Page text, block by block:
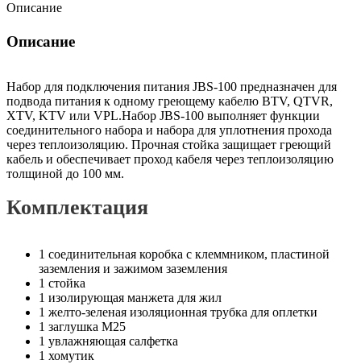
Описание
Описание
Набор для подключения питания JBS-100 предназначен для
подвода питания к одному греющему кабелю BTV, QTVR,
XTV, KTV или VPL.Набор JBS-100 выполняет функции
соединительного набора и набора для уплотнения прохода
через теплоизоляцию. Прочная стойка защищает греющий
кабель и обеспечивает проход кабеля через теплоизоляцию
толщиной до 100 мм.
Комплектация
1 соединительная коробка с клеммником, пластиной
заземления и зажимом заземления
1 стойка
1 изолирующая манжета для жил
1 желто-зеленая изоляционная трубка для оплетки
1 заглушка М25
1 увлажняющая салфетка
1 хомутик